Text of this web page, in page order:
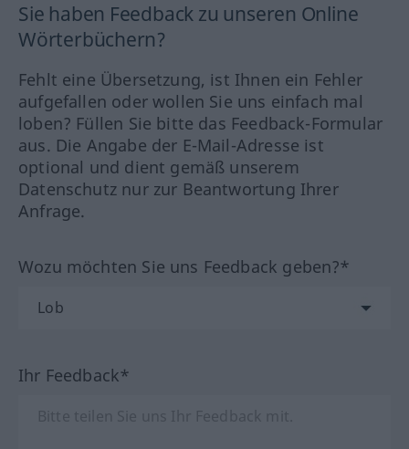
Sie haben Feedback zu unseren Online
Wörterbüchern?
Fehlt eine Übersetzung, ist Ihnen ein Fehler
aufgefallen oder wollen Sie uns einfach mal
loben? Füllen Sie bitte das Feedback-Formular
aus. Die Angabe der E-Mail-Adresse ist
optional und dient gemäß unserem
Datenschutz nur zur Beantwortung Ihrer
Anfrage.
Wozu möchten Sie uns Feedback geben?*
Ihr Feedback*